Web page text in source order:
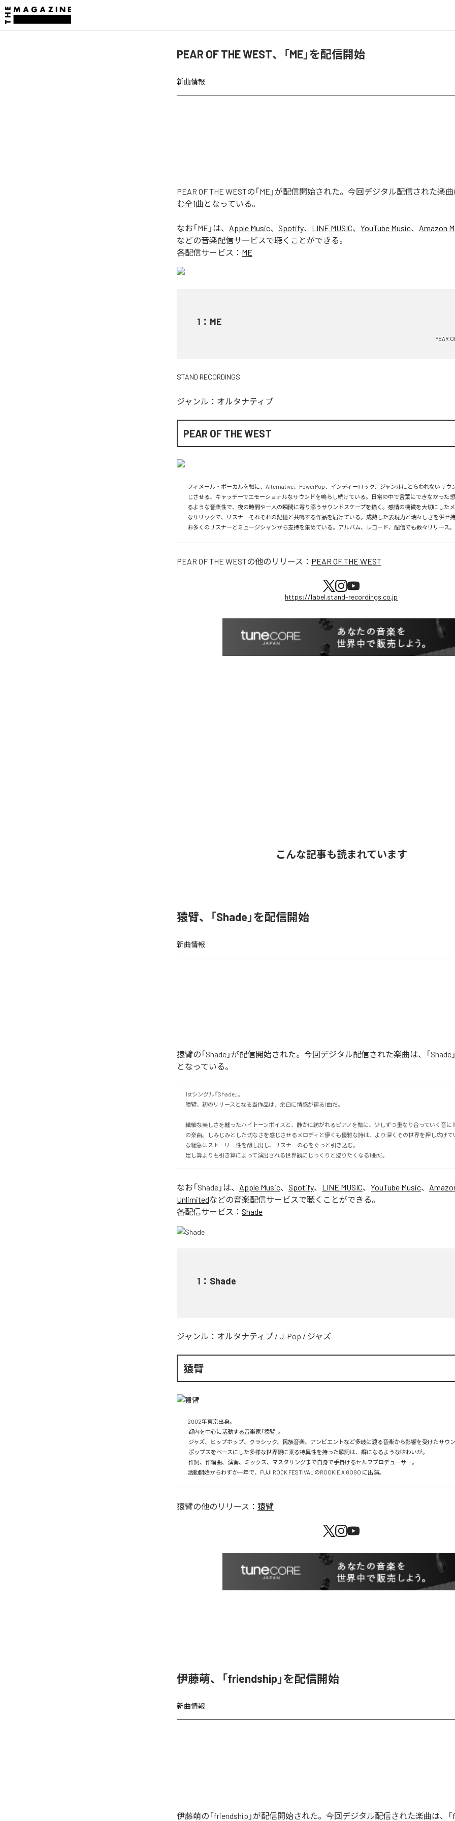
PEAR OF THE WEST、「ME」を配信開始
新曲情報
PEAR OF THE WESTの「ME」が配信開始された。今回デジタル配信された楽曲
む全1曲となっている。
なお「ME 」は、 Apple Music、 Spotify、 LINE MUSIC、 YouTube Music、 Amazon
などの音楽配信サービスで聴くことができる。
各配信サービス： ME
1 ： ME
PEAR
STAND RECORDINGS
ジャンル： オルタナティブ
PEAR OF THE WEST
フィメール・ボーカルを軸に、Alternative、PowerPop、インディーロック、ジャンルにとらわれないサウ
じさせる、キャッチーでエモーショナルなサウンドを鳴らし続けている。日常の中で言葉にできなかった
るような音楽性で、夜の時間や一人の瞬間に寄り添うサウンドスケープを描く。感情の機微を大切にした
なリリックで、リスナーそれぞれの記憶と共鳴する作品を届けている。成熟した表現力と瑞々しさを併せ
お多くのリスナーとミュージシャンから支持を集めている。アルバム、レコード、配信でも数々リリース。
PEAR OF THE WESTの他のリリース： PEAR OF THE WEST
https://label.stand-recordings.co.jp
こんな記事も読まれています
猿臂、「Shade」を配信開始
新曲情報
猿臂の「Shade」が配信開始された。今回デジタル配信された楽曲は、「Shade
となっている。
1stシングル『Shade』。
猿臂、初のリリースとなる当作品は、余白に情感が宿る1曲だ。
繊細な美しさを纏ったハイトーンボイスと、静かに紡がれるピアノを軸に、少しずつ重なり合っていく音に
の楽曲。しみじみとした切なさを感じさせるメロディと儚くも優雅な詩は、より深くその世界を押し広げて
な緩急はストーリー性を醸し出し、リスナーの心をぐっと引き込む。
足し算よりも引き算によって演出される世界観にじっくりと浸りたくなる1曲だ。
なお「Shade 」は、 Apple Music、 Spotify、 LINE MUSIC、 YouTube Music、
Unlimitedなどの音楽配信サービスで聴くことができる。
各配信サービス： Shade
1 ： Shade
ジャンル： オルタナティブ / J-Pop / ジャズ
猿臂
2002年東京出身。
活動開始からわずか一年で、FUJI ROCK FESTIVAL のROOKIE A GOGO に出演。
猿臂の他のリリース： 猿臂
伊藤萌、「friendship」を配信開始
新曲情報
伊藤萌の「friendship」が配信開始された。今回デジタル配信された楽曲は、「